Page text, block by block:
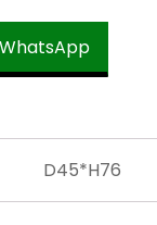
D45*H76